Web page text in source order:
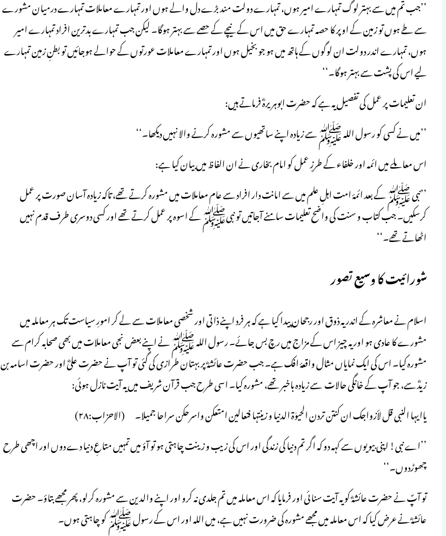
’’جب تم میں سے بہتر لوگ تمہارے امیر ہوں، تمہارے دولت مند بڑے دل والے ہوں اور تمہارے معاملات تمہارے درمیان مشورے
سے طے ہوں تو زمین کے اوپر کا حصہ تمہارے حق میں اس کے نیچے کے حصے سے بہتر ہوگا۔ لیکن جب تمہارے بدترین افراد تمہارے امیر
ہوں، تمہارے اندر دولت ان لوگوں کے ہاتھ میں ہو جو بخیل ہوں اور تمہارے معاملات عورتوں کے حوالے ہوجائیں تو بطنِ زمین تمہارے
لیے اس کی پشت سے بہتر ہوگا۔‘‘
ان تعلیمات پر عمل کی تفصیل یہ ہے کہ حضرت ابوہریرہؓ فرماتے ہیں:
’’میں نے کسی کو رسول اللہ ﷺ سے زیادہ اپنے ساتھیوں سے مشورہ کرنے والا نہیں دیکھا۔‘‘
اس معاملے میں ائمہ اور خلفاء کے طرزِ عمل کو امام بخاری نے ان الفاظ میں بیان کیا ہے:
’’نبی ﷺ کے بعد ائمۂ امت اہلِ علم میں سے امانت دار افراد سے عام معاملات میں مشورہ کرتے تھے، تاکہ زیادہ آسان صورت پر عمل
کرسکیں۔ جب کتاب و سنت کی واضح تعلیمات سامنے آجاتیں تو نبیﷺ کے اسوہ پر عمل کرتے تھے اور کسی دوسری طرف قدم نہیں
اٹھاتے تھے۔‘‘
شورائیت کا وسیع تصور
اسلام نے معاشرہ کے اندر یہ ذوق اور رجحان پیدا کیا ہے کہ ہر فرد اپنے ذاتی اور شخصی معاملات سے لے کر امورِ سیاست تک ہر معاملہ میں
مشورے کا عادی ہو اور یہ چیز اس کے مزاج میں رچ بس جائے۔ رسول اللہ ﷺ نے اپنے بعض نجی معاملات میں بھی صحابہ کرام سے
مشورہ کیا۔ اس کی ایک نمایاں مثال واقعۂ افک ہے۔ جب حضرت عائشہؓ پر بہتان طرازی کی گئی تو آپ نے حضرت علیؓ اور حضرت اسامہ بن
زیدؓ سے، جو آپ کے خانگی حالات سے زیادہ باخبر تھے، مشورہ کیا۔ اسی طرح جب قرآن شریف میں یہ آیت نازل ہوئی:
یاایہا النبی قل لأزواجک ان کنتن تردن الحیوٰۃ الدنیا و زینتہا فتعالین امتعکن واسرحکن سراحا جمیلا۔ (الاحزاب:۲۸)
’’اے نبی! اپنی بیویوں سے کہہ دو کہ اگر تم دنیا کی زندگی اور اس کی زیب و زینت چاہتی ہو تو آؤ میں تمہیں متاعِ دنیا دے دوں اور اچھی طرح
چھوڑدوں۔‘‘
تو آپؐ نے حضرت عائشہؓ کو یہ آیت سنائی اور فرمایا کہ اس معاملہ میں تم جلدی نہ کرو اور اپنے والدین سے مشورہ کرلو، پھر مجھے بتاؤ۔ حضرت
عائشہؓ نے عرض کیا کہ اس معاملہ میں مجھے مشورہ کی ضرورت نہیں ہے، میں اللہ اور اس کے رسول ﷺ کو چاہتی ہوں۔